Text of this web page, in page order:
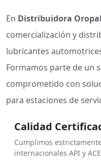
En Distribuidora Oropal
comercialización y
lubricantes
Formamos parte de un
comprometido con
para estaciones de
Calidad
Cumplimos
internacionales API y